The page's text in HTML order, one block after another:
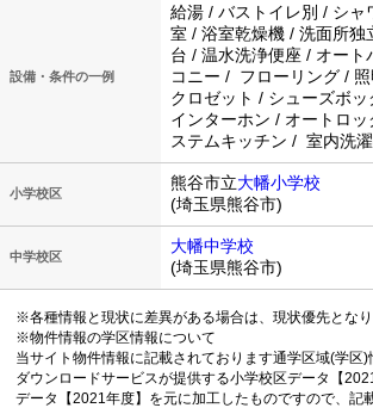
設備・条件の一例
給湯 / バストイレ別 / シャ
室 / 浴室乾燥機 / 洗面所独
台 / 温水洗浄便座 / オー
コニー / フローリング /
クロゼット / シューズボ
インターホン / オートロ
ステムキッチン / 室内洗
小学校区
熊谷市立大幡小学校
(埼玉県熊谷市)
中学校区
大幡中学校
(埼玉県熊谷市)
※各種情報と現状に差異がある場合は、現状優先となり
※物件情報の学区情報について
当サイト物件情報に記載されております通学区域(学区
ダウンロードサービスが提供する小学校区データ【
データ【2021年度】を元に加工したものですので、記